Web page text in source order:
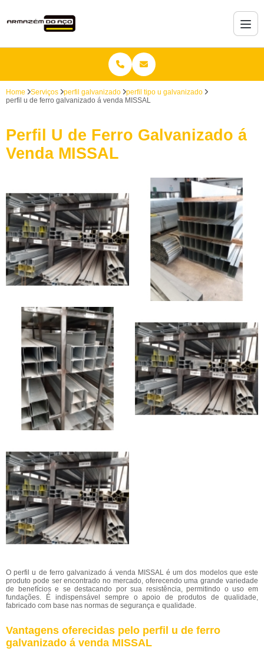
Home Serviços perfil galvanizado
perfil tipo u galvanizado
perfil u de ferro galvanizado á venda MISSAL
Perfil U de Ferro Galvanizado á
Venda MISSAL
O perfil u de ferro galvanizado á venda MISSAL é um dos modelos que este
produto pode ser encontrado no mercado, oferecendo uma grande variedade
de benefícios e se destacando por sua resistência, permitindo o uso em
fundações. É indispensável sempre o apoio de produtos de qualidade,
fabricado com base nas normas de segurança e qualidade.
Vantagens oferecidas pelo perfil u de ferro
galvanizado á venda MISSAL